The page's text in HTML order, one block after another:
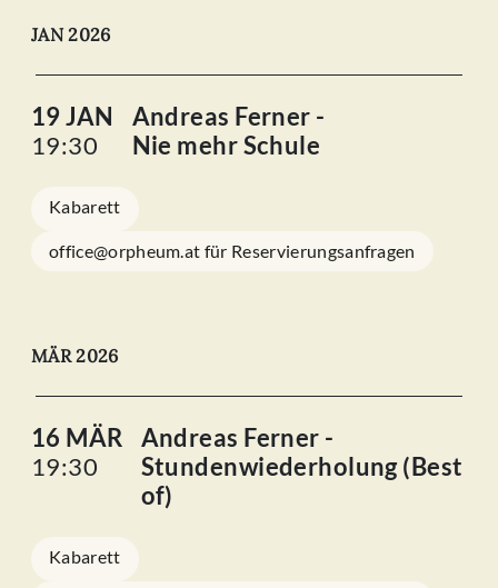
JAN 2026
19 JAN
19:30
Andreas Ferner -
Nie mehr Schule
Kabarett
office@orpheum.at für Reservierungsanfragen
MÄR 2026
16 MÄR
19:30
Andreas Ferner -
Stundenwiederholung (Best
of)
Kabarett